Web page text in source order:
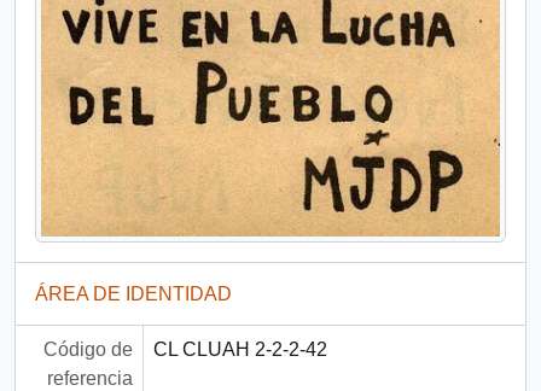
ÁREA DE IDENTIDAD
Código de
referencia
CL CLUAH 2-2-2-42